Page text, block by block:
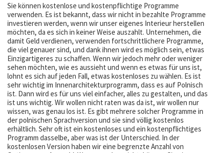
Sie können kostenlose und kostenpflichtige Programme
verwenden. Es ist bekannt, dass wir nicht in bezahlte Programme
investieren werden, wenn wir unser eigenes Interieur herstellen
möchten, da es sich in keiner Weise auszahlt. Unternehmen, die
damit Geld verdienen, verwenden fortschrittlichere Programme,
die viel genauer sind, und dank ihnen wird es möglich sein, etwas
Einzigartigeres zu schaffen. Wenn wir jedoch mehr oder weniger
sehen möchten, wie es aussieht und wenn es etwas für uns ist,
lohnt es sich auf jeden Fall, etwas kostenloses zu wählen. Es ist
sehr wichtig im Innenarchitekturprogramm, dass es auf Polnisch
ist. Dann wird es für uns viel einfacher, alles zu gestalten, und das
ist uns wichtig. Wir wollen nicht raten was da ist, wir wollen nur
wissen, was genau los ist. Es gibt mehrere solcher Programme in
der polnischen Sprachversion und sie sind völlig kostenlos
erhältlich. Sehr oft ist ein kostenloses und ein kostenpflichtiges
Programm dasselbe, aber was ist der Unterschied. In der
kostenlosen Version haben wir eine begrenzte Anzahl von